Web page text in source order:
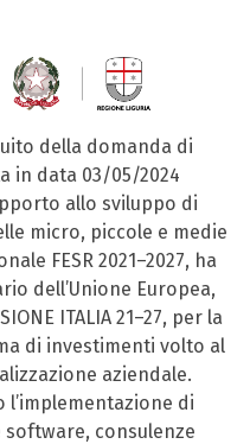
della domanda di
in data 03/05/2024
allo sviluppo di
micro, piccole e medie
FESR 2021–2027, ha
dell’Unione Europea,
ITALIA 21–27, per la
di investimenti volto al
aziendale.
l’implementazione di
consulenze